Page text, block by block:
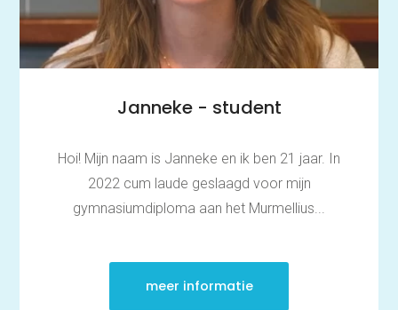
Janneke - student
Hoi! Mijn naam is Janneke en ik ben 21 jaar. In
2022 cum laude geslaagd voor mijn
gymnasiumdiploma aan het Murmellius...
meer informatie